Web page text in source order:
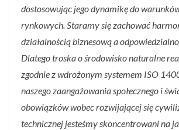
dostosowując jego dynamikę do
rynkowych. Staramy się zachować
działalnością biznesową a
Dlatego troska o środowisko naturalne
zgodnie z wdrożonym systemem ISO
naszego zaangażowania społecznego i
obowiązków wobec rozwijającej się
technicznej jesteśmy skoncentrowani na